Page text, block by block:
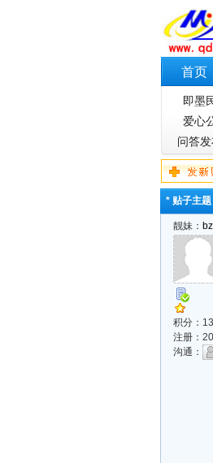
首页
即墨
爱心
问答
* 贴子主
靓妹：
积分：
注册：
沟通：